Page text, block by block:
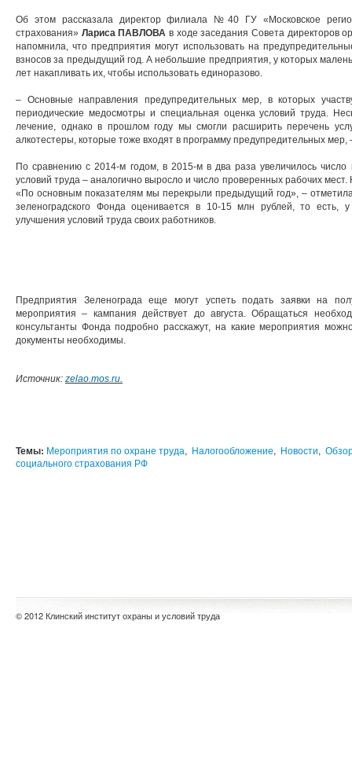
Об этом рассказала директор филиала №40 ГУ «Московское
страхования» Лариса ПАВЛОВА в ходе заседания Совета директоров
напомнила, что предприятия могут использовать на
взносов за предыдущий год. А небольшие предприятия, у которых
лет накапливать их, чтобы использовать единоразово.
– Основные направления предупредительных мер, в которых
периодические медосмотры и специальная оценка условий труда.
лечение, однако в прошлом году мы смогли расширить перечень
алкотестеры, которые тоже входят в программу предупредительных
По сравнению с 2014-м годом, в 2015-м в два раза увеличилось число
условий труда – аналогично выросло и число проверенных рабочих
«По основным показателям мы перекрыли предыдущий год», –
зеленоградского Фонда оценивается в 10-15 млн рублей, то есть,
улучшения условий труда своих работников.
Предприятия Зеленограда еще могут успеть подать заявки на
мероприятия – кампания действует до августа. Обращаться
консультанты Фонда подробно расскажут, на какие мероприятия
документы необходимы.
Источник: zelao.mos.ru.
Темы: Мероприятия по охране труда, Налогообложение, Новости,
социального страхования РФ
© 2012 Клинский институт охраны и условий труда